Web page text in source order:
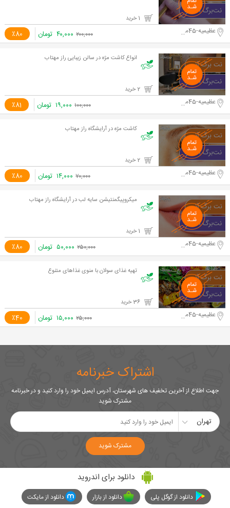
٪80 عظیمیه-45متری کاج ۲۰۰,۰۰۰ ۴۰,۰۰۰ تومان
انواع کاشت مژه در سالن زیبایی راز مهتاب
٪81 عظیمیه-45متری کاج ۱۰۰,۰۰۰ ۱۹,۰۰۰ تومان
کاشت مژه در آرایشگاه راز مهتاب
٪80 عظیمیه-45متری کاج ۷۰,۰۰۰ ۱۴,۰۰۰ تومان
میکروپیگمنتیشن سایه لب در آرایشگاه راز مهتاب
٪80 عظیمیه-45متری کاج ۲۵۰,۰۰۰ ۵۰,۰۰۰ تومان
تهیه غذای سولان با منوی غذاهای متنوع
٪40 عظیمیه-45متری کاج ۲۵,۰۰۰ ۱۵,۰۰۰ تومان
اشتراک خبرنامه
جهت اطلاع از آخرین تخفیف های شهرستان، آدرس ایمیل خود را وارد کنید و در خبرنامه
مشترک شوید
تهران
مشترک شوید
دانلود برای اندروید
دانلود از گوگل پلی دانلود از بازار دانلود از مایکت